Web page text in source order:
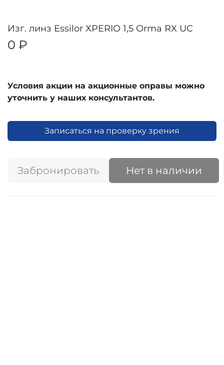
Изг. линз Essilor XPERIO 1,5 Orma RX UC
0 ₽
Условия акции на акционные оправы можно
уточнить у наших консультантов.
Записаться на проверку зрения
Забронировать Нет в наличии